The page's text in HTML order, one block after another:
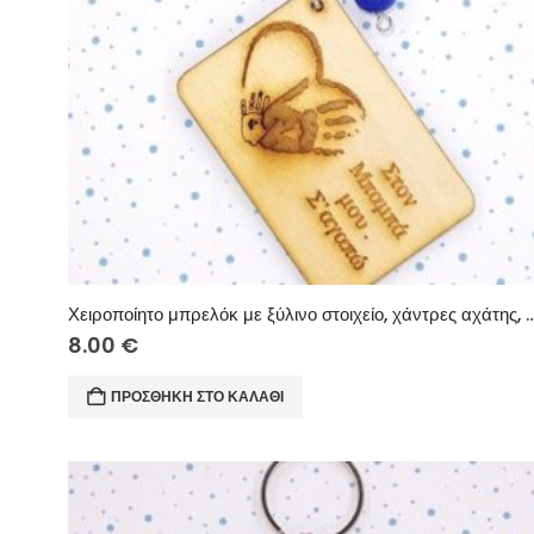
Χειροποίητο μπρελόκ με
8.00 €
ΠΡΟΣΘΉΚΗ ΣΤΟ ΚΑΛΆΘΙ